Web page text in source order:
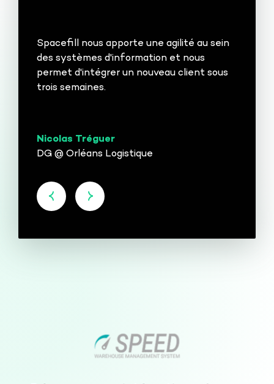
Spacefill nous apporte une agilité au sein
des systèmes d'information et nous
permet d'intégrer un nouveau client sous
trois semaines.
Nicolas Tréguer
DG @ Orléans Logistique